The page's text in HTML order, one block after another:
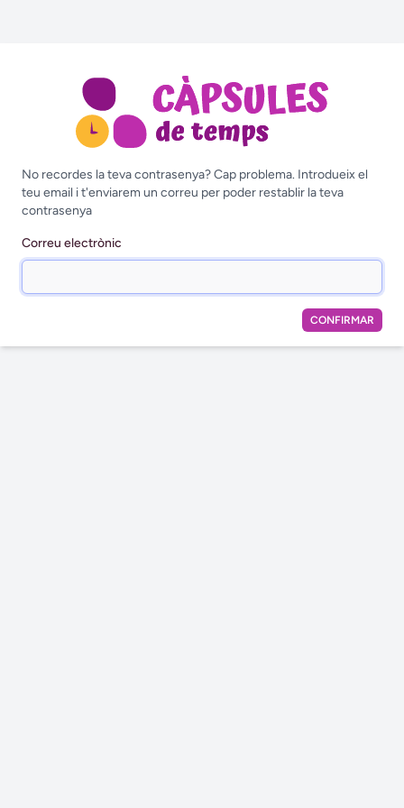
No recordes la teva contrasenya? Cap problema. Introdueix el
teu email i t'enviarem un correu per poder restablir la teva
contrasenya
Correu electrònic
CONFIRMAR